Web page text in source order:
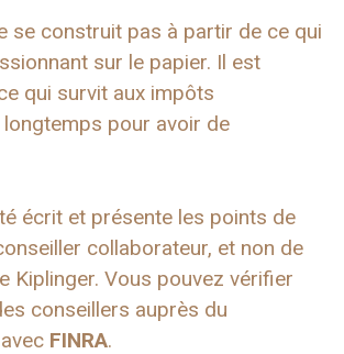
se construit pas à partir de ce qui
sur le papier. Il est
qui survit aux impôts
pour avoir de
écrit et présente les points de
collaborateur, et non de
Kiplinger. Vous pouvez vérifier
conseillers auprès du
FINRA.